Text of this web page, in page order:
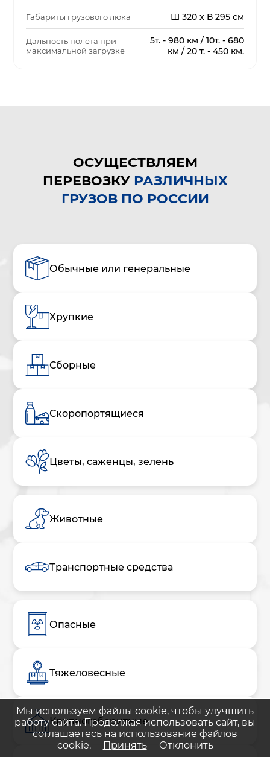
Габариты грузового люка Ш 320 х В 295 см
Дальность полета при
максимальной загрузке
5т. - 980 км / 10т. - 680
км / 20 т. - 450 км.
ОСУЩЕСТВЛЯЕМ
ПЕРЕВОЗКУРАЗЛИЧНЫХ
ГРУЗОВ ПО РОССИИ
Обычные или генеральные
Хрупкие
Сборные
Скоропортящиеся
Цветы, саженцы, зелень
Животные
Транспортные средства
Опасные
Тяжеловесные
Крупногабаритные
Мы используем файлы cookie, чтобы улучшить
работу сайта. Продолжая использовать сайт, вы
соглашаетесь на использование файлов
cookie.
Принять Отклонить